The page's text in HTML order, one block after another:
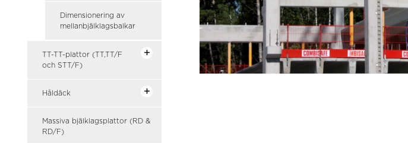
Dimensionering av
mellanbjälklagsbalkar
TT-TT-plattor (TT,TT/F
och STT/F)
Håldäck
Massiva bjälklagsplattor (RD &
RD/F)